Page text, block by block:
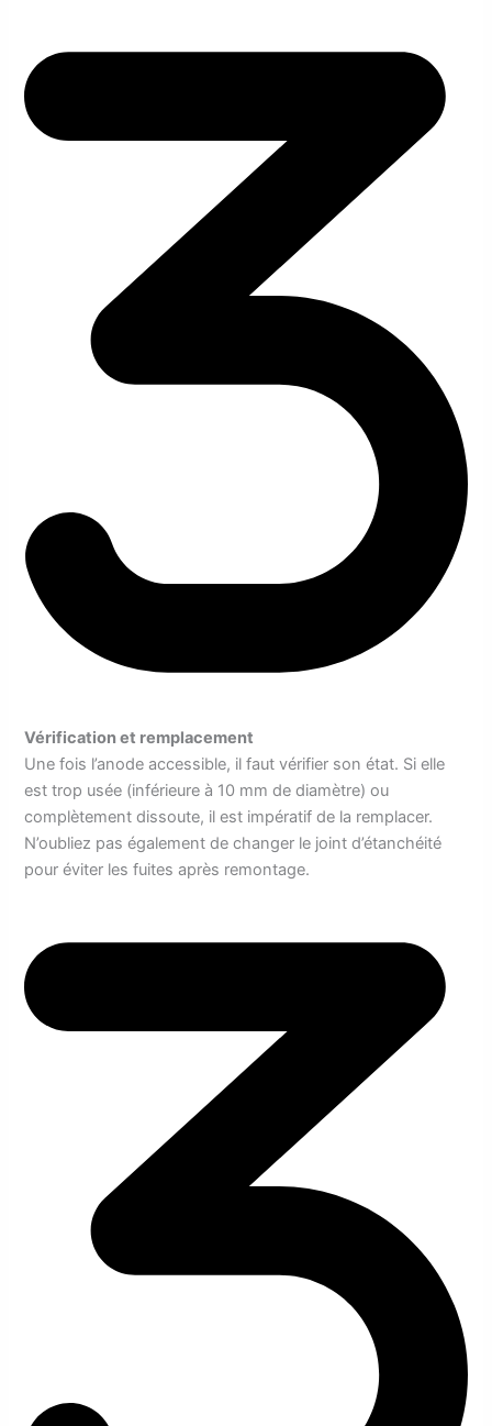
Vérification et remplacement
Une fois l’anode accessible, il faut vérifier son état. Si elle
est trop usée (inférieure à 10 mm de diamètre) ou
complètement dissoute, il est impératif de la remplacer.
N’oubliez pas également de changer le joint d’étanchéité
pour éviter les fuites après remontage.